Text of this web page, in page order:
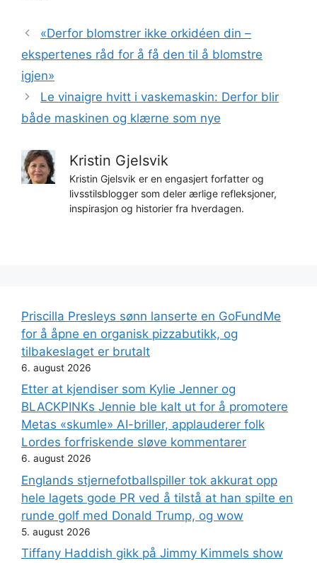
«Derfor blomstrer ikke orkidéen din –
ekspertenes råd for å få den til å blomstre
igjen»
Le vinaigre hvitt i vaskemaskin: Derfor blir
både maskinen og klærne som nye
Kristin Gjelsvik
Kristin Gjelsvik er en engasjert forfatter og
livsstilsblogger som deler ærlige refleksjoner,
inspirasjon og historier fra hverdagen.
Priscilla Presleys sønn lanserte en GoFundMe
for å åpne en organisk pizzabutikk, og
tilbakeslaget er brutalt
6. august 2026
Etter at kjendiser som Kylie Jenner og
BLACKPINKs Jennie ble kalt ut for å promotere
Metas «skumle» AI-briller, applauderer folk
Lordes forfriskende sløve kommentarer
6. august 2026
Englands stjernefotballspiller tok akkurat opp
hele lagets gode PR ved å tilstå at han spilte en
runde golf med Donald Trump, og wow
5. august 2026
Tiffany Haddish gikk på Jimmy Kimmels show